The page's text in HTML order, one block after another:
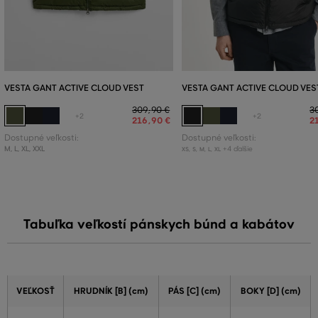
VESTA GANT ACTIVE CLOUD VEST
+2
309,90 €
216,90 €
Dostupné veľkosti:
M, L, XL, XXL
VESTA GANT ACTIVE CLOUD
+2
Dostupné veľkosti:
XS S M L XL +4 ďalšie
Tabuľka veľkostí pánskych búnd a kabátov
VEĽKOSŤ HRUDNÍK [B] (cm) PÁS [C] (cm) BOKY [D] (cm)